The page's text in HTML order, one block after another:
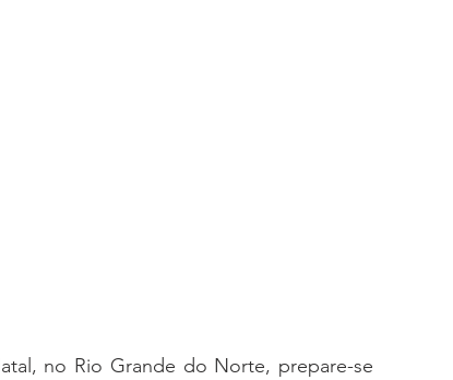
no Rio Grande do Norte, prepare-se